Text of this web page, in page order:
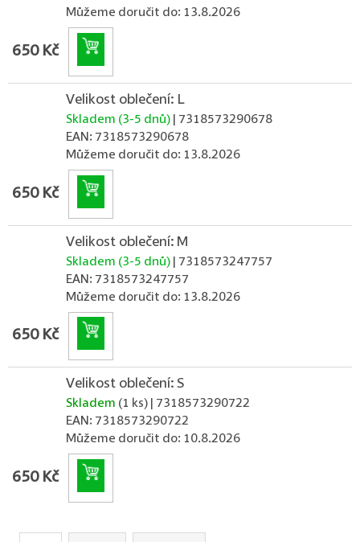
Můžeme doručit do: 13.8.2026
650 Kč
Velikost oblečení: L
Skladem (3-5 dnů)
| 7318573290678
EAN: 7318573290678
Můžeme doručit do: 13.8.2026
650 Kč
Velikost oblečení: M
Skladem (3-5 dnů)
| 7318573247757
EAN: 7318573247757
Můžeme doručit do: 13.8.2026
650 Kč
Velikost oblečení: S
Skladem (1 ks) | 7318573290722
EAN: 7318573290722
Můžeme doručit do: 10.8.2026
650 Kč